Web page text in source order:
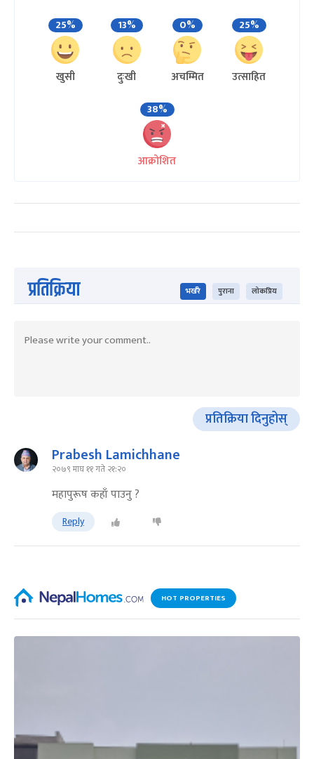
25%
खुसी
13%
दुःखी
0%
अचम्मित
25%
उत्साहित
38%
आक्रोशित
प्रतिक्रिया भर्खरै पुराना लोकप्रिय
प्रतिक्रिया दिनुहोस्
Prabesh Lamichhane
२०७९ माघ ११ गते २१:२०
महापुरूष कहाँ पाउनु ?
Reply
HOT PROPERTIES